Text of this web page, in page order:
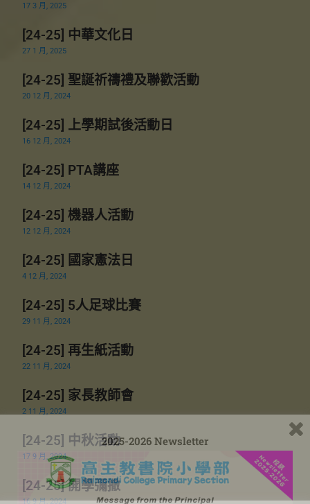
17 3 月, 2025
[24-25] 中華文化日
27 1 月, 2025
[24-25] 聖誕祈禱禮及聯歡活動
20 12 月, 2024
[24-25] 上學期試後活動日
16 12 月, 2024
[24-25] PTA講座
14 12 月, 2024
[24-25] 機器人活動
12 12 月, 2024
[24-25] 國家憲法日
4 12 月, 2024
[24-25] 5人足球比賽
29 11 月, 2024
[24-25] 再生紙活動
22 11 月, 2024
[24-25] 家長教師會
2 11 月, 2024
[24-25] 中秋活動
17 9 月, 2024
[24-25] 開學彌撒
16 9 月, 2024
2025-2026 Newsletter